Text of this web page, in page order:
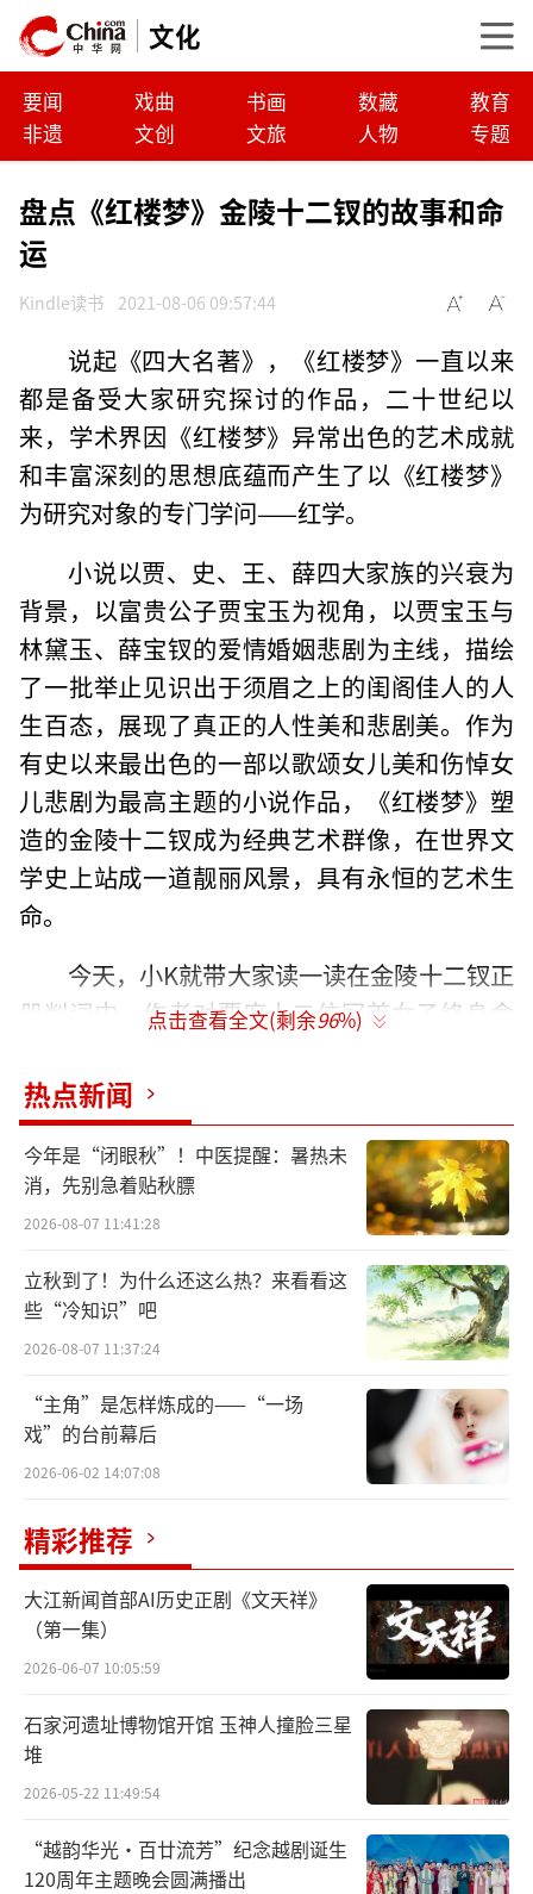
文化
要闻 戏曲 书画 数藏
教育
非遗
文创 文旅 人物 专题
盘点《红楼梦》金陵十二钗的故事和命
运
Kindle读书 2021-08-06 09:57:44
说起《四大名著》，《红楼梦》一直以来
都是备受大家研究探讨的作品，二十世纪以
来，学术界因《红楼梦》异常出色的艺术成就
和丰富深刻的思想底蕴而产生了以《红楼梦》
为研究对象的专门学问——红学。
小说以贾、史、王、薛四大家族的兴衰为
背景，以富贵公子贾宝玉为视角，以贾宝玉与
林黛玉、薛宝钗的爱情婚姻悲剧为主线，描绘
了一批举止见识出于须眉之上的闺阁佳人的人
生百态，展现了真正的人性美和悲剧美。作为
有史以来最出色的一部以歌颂女儿美和伤悼女
儿悲剧为最高主题的小说作品，《红楼梦》塑
造的金陵十二钗成为经典艺术群像，在世界文
学史上站成一道靓丽风景，具有永恒的艺术生
命。
今天，小K就带大家读一读在金陵十二钗正
册判词中，作者对贾府十二位冠首女子终身命
金陵十二钗图册出现在《红楼梦》第5回，
宝玉在警幻仙姑的指引下梦游太虚幻境，在薄
命司中看到有大橱装载着各省薄命女子的生平
判词，遂找到自己家乡金陵的柜子取册观看，
有金陵十二钗正册，金陵十二钗副册，金陵十
二钗又副册3册。册中有图画有判词，却无有名
姓，但这些一读便知是宝玉身边的人。
1、金陵十二衩之首：林黛玉
金簪雪里埋。
点击查看全文(剩余96%)
热点新闻
今年是“闭眼秋”！中医提醒：暑热未
消，先别急着贴秋膘
2026-08-07 11:41:28
立秋到了！为什么还这么热？来看看这
些“冷知识”吧
2026-08-07 11:37:24
“主角”是怎样炼成的——“一场
戏”的台前幕后
2026-06-02 14:07:08
精彩推荐
大江新闻首部AI历史正剧《文天祥》
（第一集）
2026-06-07 10:05:59
石家河遗址博物馆开馆 玉神人撞脸三星
堆
2026-05-22 11:49:54
“越韵华光·百廿流芳”纪念越剧诞生
120周年主题晚会圆满播出